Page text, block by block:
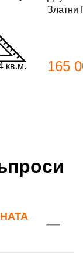
кв.м.
Златни
165
нас. Ще